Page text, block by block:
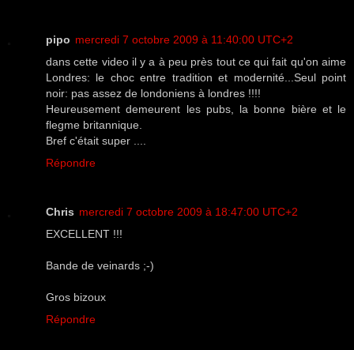
pipo mercredi 7 octobre 2009 à 11:40:00 UTC+2
dans cette video il y a à peu près tout ce qui fait qu'on aime
Londres: le choc entre tradition et modernité...Seul point
noir: pas assez de londoniens à londres !!!!
Heureusement demeurent les pubs, la bonne bière et le
flegme britannique.
Bref c'était super ....
Répondre
Chris mercredi 7 octobre 2009 à 18:47:00 UTC+2
EXCELLENT !!!
Bande de veinards ;-)
Gros bizoux
Répondre